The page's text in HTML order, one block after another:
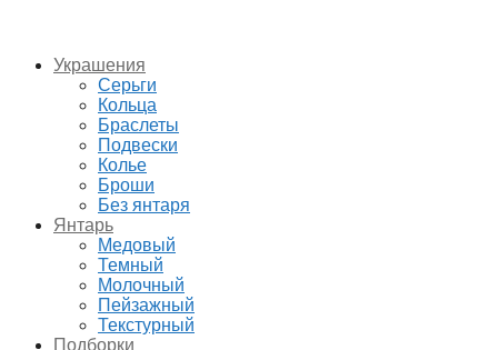
Украшения
Серьги
Кольца
Браслеты
Подвески
Колье
Броши
Без янтаря
Янтарь
Медовый
Темный
Молочный
Пейзажный
Текстурный
Подборки